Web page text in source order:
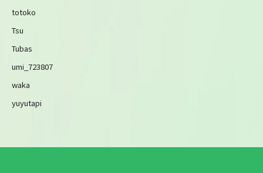
totoko
Tsu
Tubas
umi_723807
waka
yuyutapi